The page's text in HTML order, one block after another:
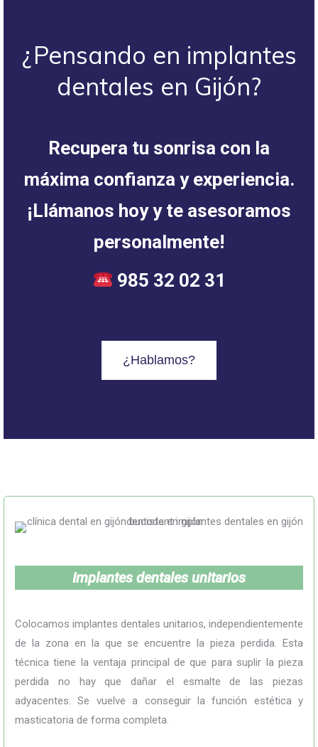
¿Pensando en implantes
dentales en Gijón?
Recupera tu sonrisa con la
máxima confianza y experiencia.
¡Llámanos hoy y te asesoramos
personalmente!
985 32 02 31
¿Hablamos?
Implantes dentales unitarios
Colocamos implantes dentales unitarios, independientemente
de la zona en la que se encuentre la pieza perdida. Esta
técnica tiene la ventaja principal de que para suplir la pieza
perdida no hay que dañar el esmalte de las piezas
adyacentes. Se vuelve a conseguir la función estética y
masticatoria de forma completa.